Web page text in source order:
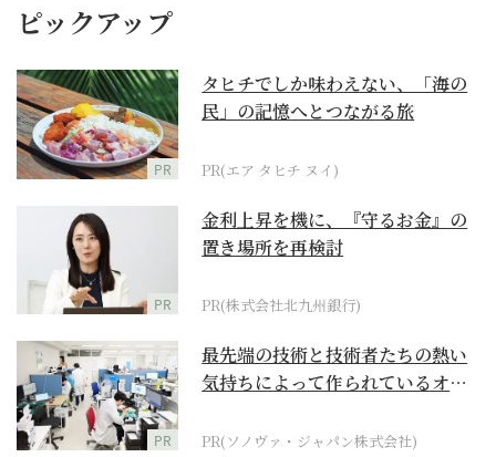
ピックアップ
PR
タヒチでしか味わえない、「海の
民」の記憶へとつながる旅
PR(エア タヒチ ヌイ)
PR
金利上昇を機に、『守るお金』の
置き場所を再検討
PR(株式会社北九州銀行)
PR
最先端の技術と技術者たちの熱い
気持ちによって作られているオー
PR(ソノヴァ・ジャパン株式会社)